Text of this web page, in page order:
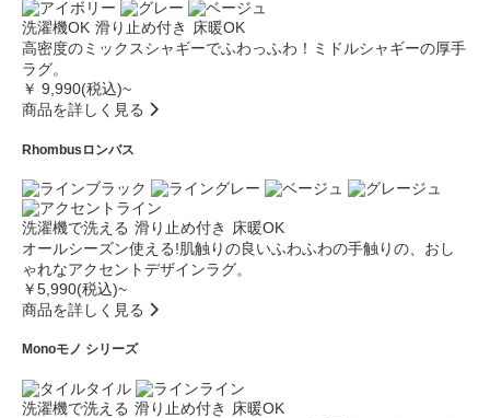
洗濯機OK 滑り止め付き
床暖OK
高密度のミックスシャギーでふわっふわ！ミドルシャギーの厚手
ラグ。
￥ 9,990(税込)~
商品を詳しく見る
Rhombus ロンバス
洗濯機で洗える 滑り止め付き
床暖OK
オールシーズン使える!肌触りの良いふわふわの手触りの、おし
ゃれなアクセントデザインラグ。
￥5,990(税込)~
商品を詳しく見る
Monoモノ シリーズ
タイル
ライン
洗濯機で洗える 滑り止め付き
床暖OK